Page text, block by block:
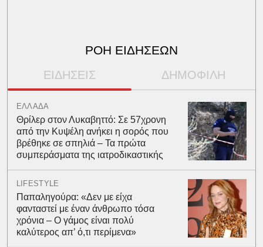
ΡΟΗ ΕΙΔΗΣΕΩΝ
ΕΙΔΗΣΕΙΣ ΔΗΜΟΦΙΛΗ
ΕΛΛΑΔΑ
Θρίλερ στον Λυκαβηττό: Σε 57χρονη
από την Κυψέλη ανήκει η σορός που
βρέθηκε σε σπηλιά – Τα πρώτα
συμπεράσματα της ιατροδικαστικής
LIFESTYLE
Παπαληγούρα: «Δεν με είχα
φανταστεί με έναν άνθρωπο τόσα
χρόνια – Ο γάμος είναι πολύ
καλύτερος απ’ ό,τι περίμενα»